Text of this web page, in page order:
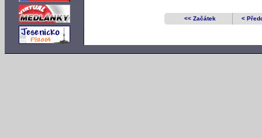
<< Začátek <